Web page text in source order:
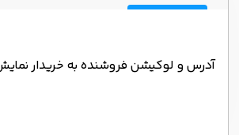
آدرس و لوکیشن فروشنده به خریدار